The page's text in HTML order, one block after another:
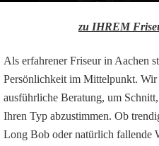
zu IHREM
Als erfahrener Friseur in Aachen
Persönlichkeit im Mittelpunkt.
ausführliche Beratung, um
Ihren Typ abzustimmen. Ob
Long Bob oder natürlich fallende